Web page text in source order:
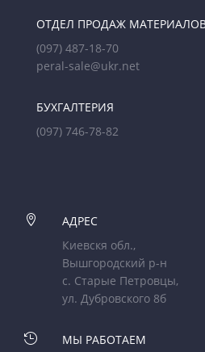
ОТДЕЛ ПРОДАЖ
(097) 487-18-70
peral-sale@ukr.net
БУХГАЛТЕРИЯ
(097) 746-78-82

АДРЕС
Киевскя обл.,
Вышгородский р-н
с. Старые Петровцы,
ул. Дубровского 8б

МЫ РАБОТАЕМ